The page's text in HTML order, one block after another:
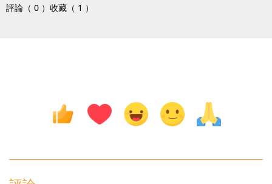
評論（ 0 ） 收藏（ 1 ）